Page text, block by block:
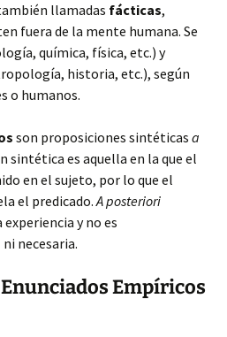
llamadas fácticas,
fuera de la mente humana. Se
química, física, etc.) y
historia, etc.), según
o humanos.
son proposiciones sintéticas a
sintética es aquella en la que el
en el sujeto, por lo que el
el predicado.A posteriori
y no es
necesaria.
Empíricos